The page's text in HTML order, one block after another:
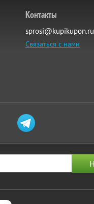
Контакты
sprosi@kupikupon.ru
Связаться с нами